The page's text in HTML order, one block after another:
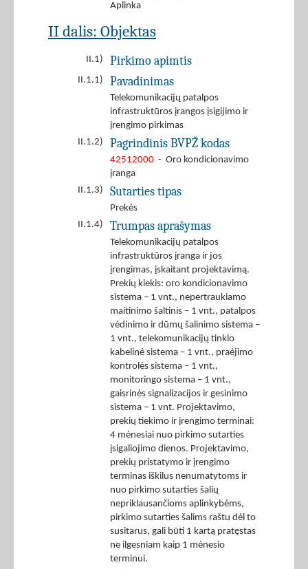
Aplinka
II dalis: Objektas
II.1) Pirkimo apimtis
II.1.1) Pavadinimas
Telekomunikacijų patalpos
infrastruktūros įrangos įsigijimo ir
įrengimo pirkimas
II.1.2)
Pagrindinis BVPŽ kodas
42512000 - Oro kondicionavimo
įranga
II.1.3)
Sutarties tipas
Prekės
II.1.4)
Trumpas aprašymas
Telekomunikacijų patalpos
infrastruktūros įranga ir jos
įrengimas, įskaitant projektavimą.
Prekių kiekis: oro kondicionavimo
sistema – 1 vnt., nepertraukiamo
maitinimo šaltinis – 1 vnt., patalpos
vėdinimo ir dūmų šalinimo sistema –
1 vnt., telekomunikacijų tinklo
kabelinė sistema – 1 vnt., praėjimo
kontrolės sistema – 1 vnt.,
monitoringo sistema – 1 vnt.,
gaisrinės signalizacijos ir gesinimo
sistema – 1 vnt. Projektavimo,
prekių tiekimo ir įrengimo terminai:
4 mėnesiai nuo pirkimo sutarties
įsigaliojimo dienos. Projektavimo,
prekių pristatymo ir įrengimo
terminas iškilus nenumatytoms ir
nuo pirkimo sutarties šalių
nepriklausančioms aplinkybėms,
pirkimo sutarties šalims raštu dėl to
susitarus, gali būti 1 kartą pratęstas
ne ilgesniam kaip 1 mėnesio
terminui.